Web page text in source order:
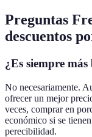
Preguntas
descuentos
¿Es siempre
No necesariamente.
ofrecer un mejor
veces, comprar en
económico si se
perecibilidad.